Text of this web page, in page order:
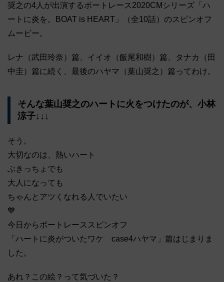
奨之の4人が出演するボートレース2020CMシリーズ「ハ
ートに炎を。BOAT is HEART」（全10話）のスピンオフ
ムービー。
レナ（武田玲奈）篇、イイオ（飯尾和樹）篇、タナカ（田
中圭）篇に続く、最後のハヤマ（葉山奨之）篇ってわけ。
そんな葉山奨之のハートに火をつけたのが、小林
涼子↓↓↓
そう。
大切なのは、熱いハート
ぶきっちょでも
大人になっても
ちゃんとアツくなれる人でいたい
💙
今日からボートレーススピンオフ
「ハートに炎がついたワケ case4ハヤマ」篇はじまりま
した。
あれ？この絵？って気づいた？